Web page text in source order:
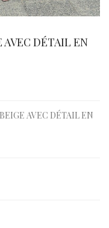
AVEC DÉTAIL EN
AVEC DÉTAIL EN